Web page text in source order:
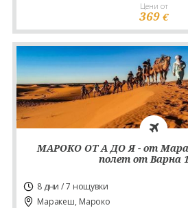
Цени от
369 €
МАРОКО ОТ А ДО Я - от
полет от Варна
8 дни / 7 нощувки
Маракеш, Мароко